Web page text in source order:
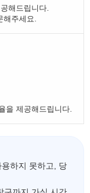
해드립니다.
주세요.
을 제공해드립니다.
하지 못하고, 당